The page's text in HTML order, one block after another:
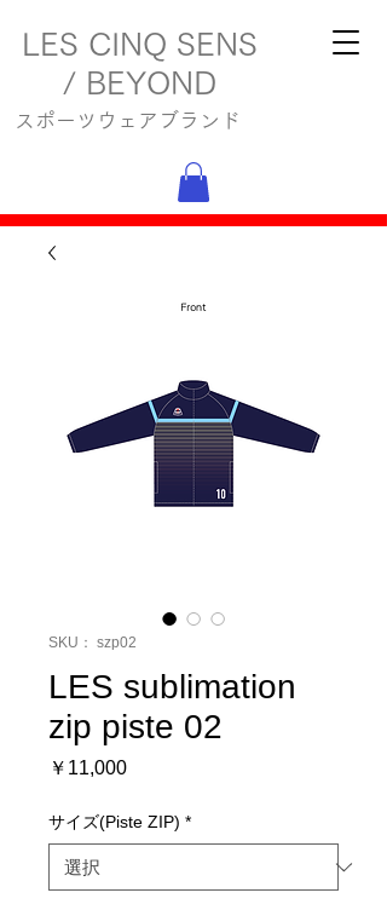
LES CINQ SENS
/ BEYOND
スポーツウェアブランド
SKU： szp02
LES sublimation
zip piste 02
￥11,000価
サイズ(Piste ZIP) *